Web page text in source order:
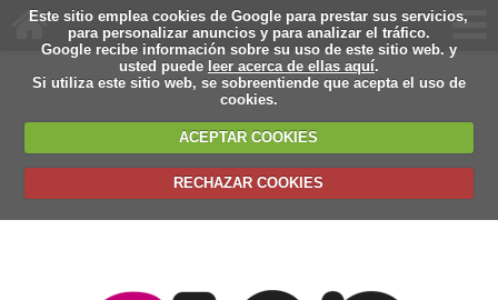
Este sitio emplea cookies de Google para prestar sus servicios,
para personalizar anuncios y para analizar el tráfico.
Google recibe información sobre su uso de este sitio web. y
usted puede leer acerca de ellas aquí.
Si utiliza este sitio web, se sobreentiende que acepta el uso de
cookies.
ACEPTAR COOKIES
RECHAZAR COOKIES